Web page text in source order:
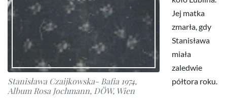
Stanisława Czaijkowska- Bafia 1974,
Album Rosa Jochmann, DÖW, Wien
Jej matka
zmarła, gdy
Stanisława
miała
zaledwie
półtora roku.